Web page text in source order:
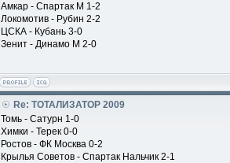
Амкар - Спартак М 1-2
Локомотив - Рубин 2-2
ЦСКА - Кубань 3-0
Зенит - Динамо М 2-0
Re: ТОТАЛИЗАТОР 2009
Томь - Сатурн 1-0
Химки - Терек 0-0
Ростов - ФК Москва 0-2
Крылья Советов - Спартак Нальчик 2-1